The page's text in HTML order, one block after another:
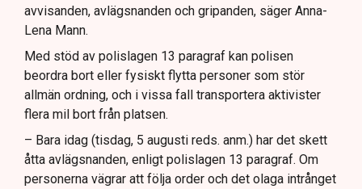
avvisanden, avlägsnanden och gripanden, säger Anna-
Lena Mann.
Med stöd av polislagen 13 paragraf kan polisen
beordra bort eller fysiskt flytta personer som stör
allmän ordning, och i vissa fall transportera aktivister
flera mil bort från platsen.
– Bara idag (tisdag, 5 augusti reds. anm.) har det skett
åtta avlägsnanden, enligt polislagen 13 paragraf. Om
personerna vägrar att följa order och det olaga intrånget